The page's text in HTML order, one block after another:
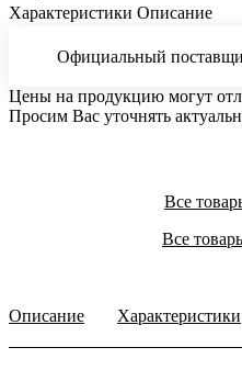
Характеристики Описание
Официальный
Цены на продукцию могут
Просим Вас уточнять
Все
Все
Описание Характеристики